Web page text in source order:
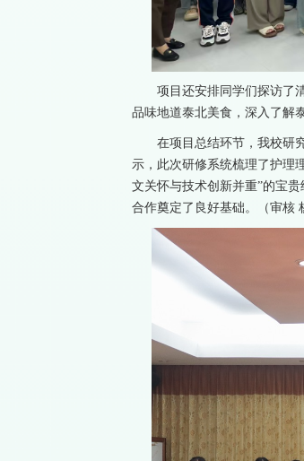
项目还安排同学们探访了
品味地道泰北美食，深入了解
在项目总结环节，我校研
示，此次研修系统梳理了护理
文关怀与技术创新并重”的宝
合作奠定了良好基础。
（审核